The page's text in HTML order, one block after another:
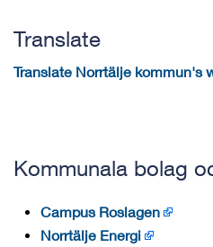
Translate
Translate Norrtälje kommun's
Kommunala bolag
Campus Roslagen
Norrtälje Energi